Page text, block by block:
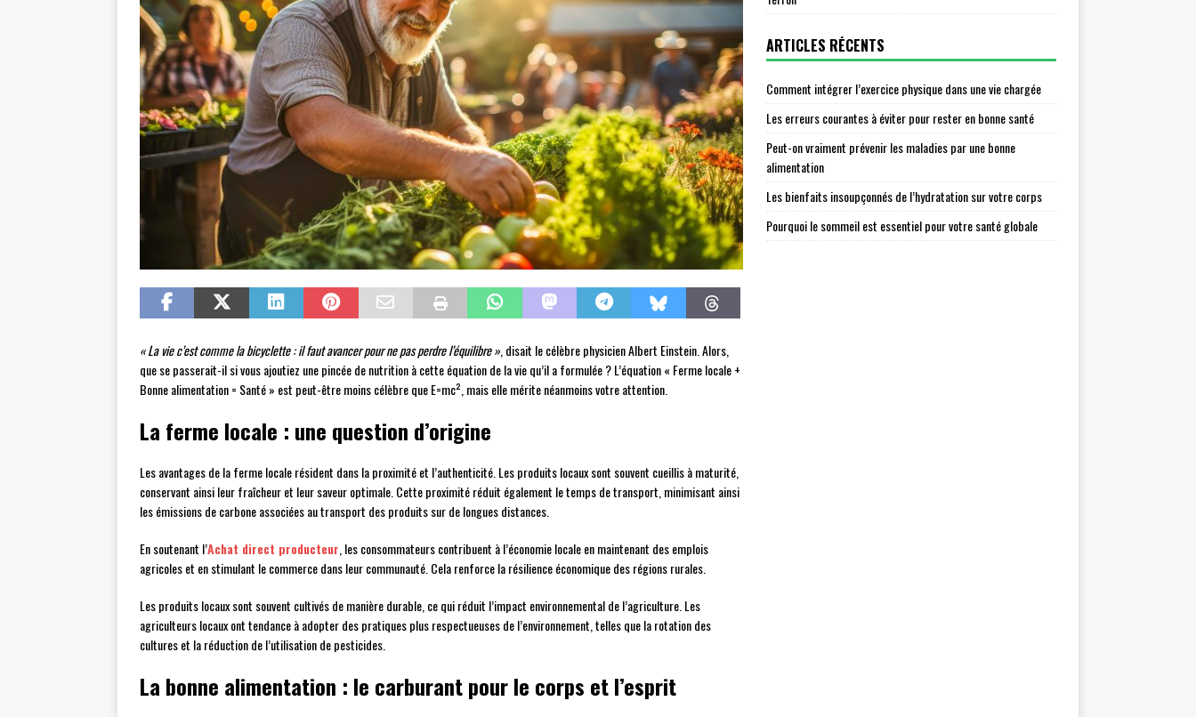
« La vie c’est comme la bicyclette : il faut avancer pour ne pas perdre l’équilibre » , disait le célèbre physicien Albert Einstein. Alors,
que se passerait-il si vous ajoutiez une pincée de nutrition à cette équation de la vie qu’il a formulée ? L’équation « Ferme locale +
Bonne alimentation = Santé » est peut-être moins célèbre que E=mc², mais elle mérite néanmoins votre attention.
La ferme locale : une question d’origine
Les avantages de la ferme locale résident dans la proximité et l’authenticité. Les produits locaux sont souvent cueillis à maturité,
conservant ainsi leur fraîcheur et leur saveur optimale. Cette proximité réduit également le temps de transport, minimisant ainsi
les émissions de carbone associées au transport des produits sur de longues distances.
En soutenant l’Achat direct producteur , les consommateurs contribuent à l’économie locale en maintenant des emplois
agricoles et en stimulant le commerce dans leur communauté. Cela renforce la résilience économique des régions rurales.
Les produits locaux sont souvent cultivés de manière durable, ce qui réduit l’impact environnemental de l’agriculture. Les
agriculteurs locaux ont tendance à adopter des pratiques plus respectueuses de l’environnement, telles que la rotation des
cultures et la réduction de l’utilisation de pesticides.
La bonne alimentation : le carburant pour le corps et l’esprit
ARTICLES RÉCENTS
Comment intégrer l’exercice physique dans une vie chargée
Les erreurs courantes à éviter pour rester en bonne santé
Peut-on vraiment prévenir les maladies par une bonne
alimentation
Les bienfaits insoupçonnés de l’hydratation sur votre corps
Pourquoi le sommeil est essentiel pour votre santé globale